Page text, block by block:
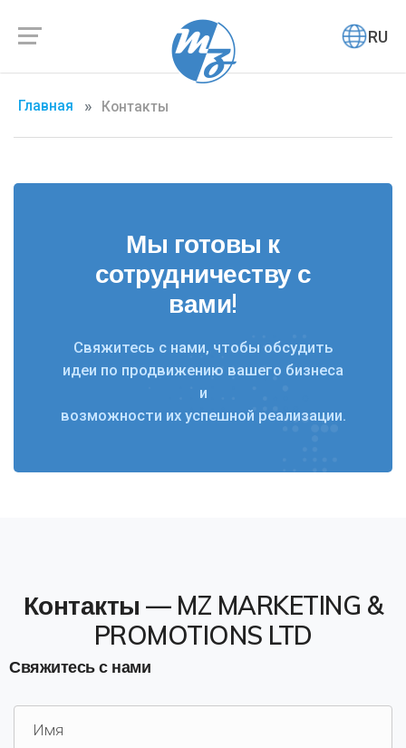
RU
Главная Контакты
Мы готовы к
сотрудничеству с
вами!
Свяжитесь с нами, чтобы обсудить
идеи по продвижению вашего бизнеса
и
возможности их успешной реализации.
Контакты — MZ MARKETING &
PROMOTIONS LTD
Свяжитесь с нами